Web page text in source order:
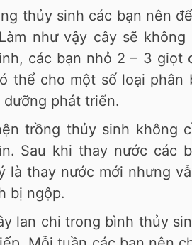
thủy sinh các bạn nên
như vậy cây sẽ
các bạn nhỏ 2 – 3 giọt
thể cho một số loại
phát triển.
trồng thủy sinh không
Sau khi thay nước các
là thay nước mới nhưng
bị ngộp.
lan chi trong bình thủy